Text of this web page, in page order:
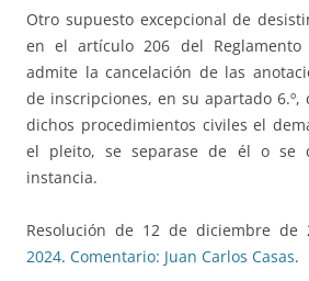
Otro supuesto excepcional de
en el artículo 206 del Reglamento
admite la cancelación de las
de inscripciones, en su apartado 6.º,
dichos procedimientos civiles el
el pleito, se separase de él o se
instancia.
Resolución de 12 de diciembre de
2024. Comentario: Juan Carlos Casas.